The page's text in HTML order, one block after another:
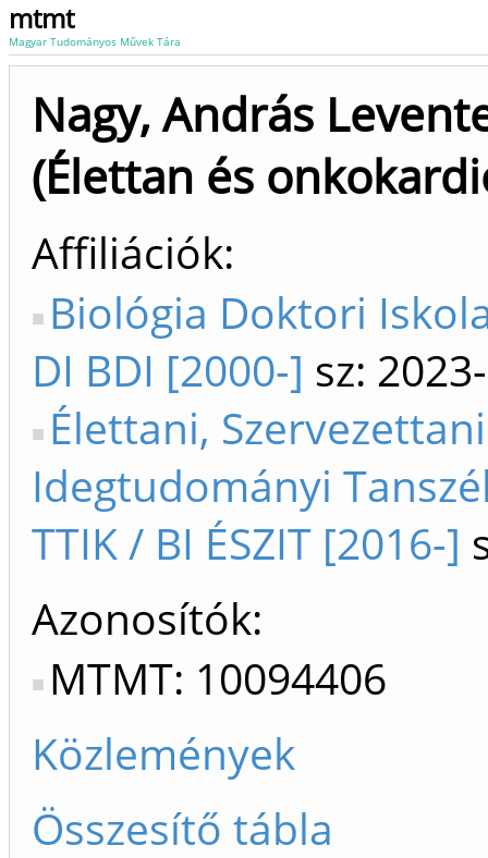
mtmt
Magyar Tudományos Művek Tára
Nagy, András
(Élettan és
Affiliációk
Biológia Doktori
DI BDI [2000-] sz: 2023-
Élettani,
Idegtudományi
TTIK / BI ÉSZIT [2016-]
Azonosítók
MTMT: 10094406
Közlemények
Összesítő tábla